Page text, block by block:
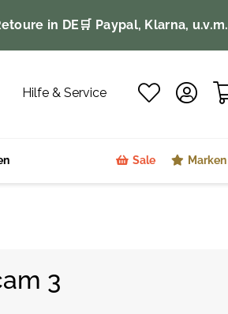
in DE 🛒 Paypal, Klarna, u.v.m.
Hilfe & Service
Sale Marken
3